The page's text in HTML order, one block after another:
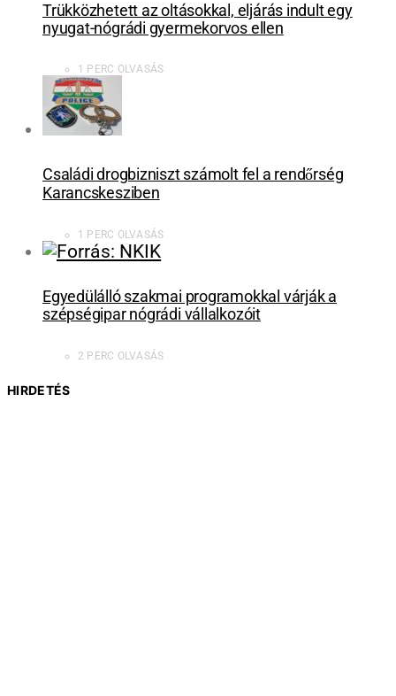
Trükközhetett az oltásokkal, eljárás indult egy
nyugat-nógrádi gyermekorvos ellen
1 PERC OLVASÁS
Családi drogbizniszt számolt fel a rendőrség
Karancskesziben
1 PERC OLVASÁS
Egyedülálló szakmai programokkal várják a
szépségipar nógrádi vállalkozóit
2 PERC OLVASÁS
HIRDETÉS